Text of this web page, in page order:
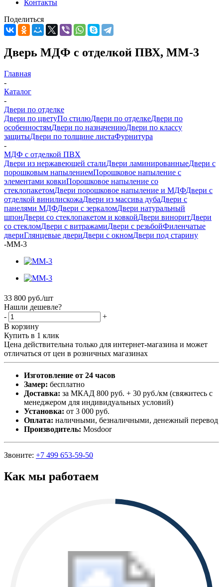
Контакты
Поделиться
Дверь МДФ с отделкой ПВХ, ММ-3
Главная
-
Каталог
-
Двери по отделке
Двери по цветуПо стилюДвери по отделкеДвери по
особенностямДвери по назначениюДвери по классу
защитыДвери по толщине листаФурнитура
-
МДФ с отделкой ПВХ
Двери из нержавеющей сталиДвери ламинированныеДвери с
порошковым напылениемПорошковое напыление с
элементами ковкиПорошковое напыление со
стеклопакетомДвери порошковое напыление и МДФДвери с
отделкой винилискожаДвери из массива дубаДвери с
панелями МДФДвери с зеркаломДвери натуральный
шпонДвери со стеклопакетом и ковкойДвери виноритДвери
со стекломДвери с витражамиДвери с резьбойФиленчатые
двериГлянцевые двериДвери с окномДвери под старину
-ММ-3
33 800 руб./шт
Нашли дешевле?
-
+
В корзину
Купить в 1 клик
Цена действительна только для интернет-магазина и может
отличаться от цен в розничных магазинах
Изготовление от 24 часов
Замер: бесплатно
Доставка: за МКАД 800 руб. + 30 руб./км (свяжитесь с
менеджером для индивидуальных условий)
Установка: от 3 000 руб.
Оплата: наличными, безналичными, денежный перевод
Производитель: Mosdoor
Звоните: +7 499 653-59-50
Как мы работаем